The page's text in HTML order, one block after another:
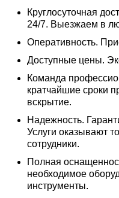
Круглосуточная
24/7. Выезжаем в
Оперативность.
Доступные цены.
Команда
кратчайшие сроки
вскрытие.
Надежность.
Услуги оказывают
сотрудники.
Полная
необходимое
инструменты.